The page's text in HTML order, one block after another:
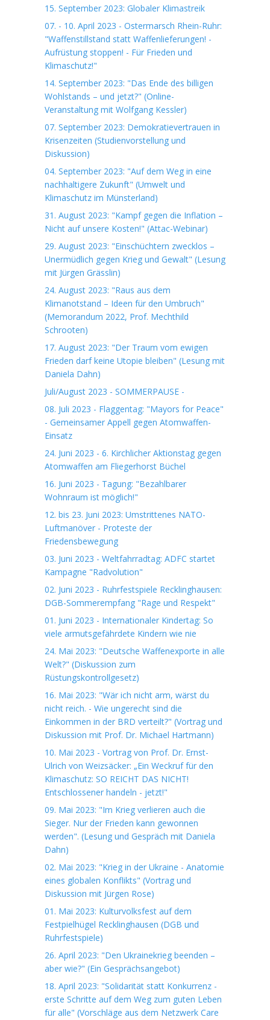
15. September 2023: Globaler Klimastreik
07. - 10. April 2023 - Ostermarsch Rhein-Ruhr:
"Waffenstillstand statt Waffenlieferungen! -
Aufrüstung stoppen! - Für Frieden und
Klimaschutz!"
14. September 2023: "Das Ende des billigen
Wohlstands – und jetzt?" (Online-
Veranstaltung mit Wolfgang Kessler)
07. September 2023: Demokratievertrauen in
Krisenzeiten (Studienvorstellung und
Diskussion)
04. September 2023: "Auf dem Weg in eine
nachhaltigere Zukunft" (Umwelt und
Klimaschutz im Münsterland)
31. August 2023: "Kampf gegen die Inflation –
Nicht auf unsere Kosten!" (Attac-Webinar)
29. August 2023: "Einschüchtern zwecklos –
Unermüdlich gegen Krieg und Gewalt" (Lesung
mit Jürgen Grässlin)
24. August 2023: "Raus aus dem
Klimanotstand – Ideen für den Umbruch"
(Memorandum 2022, Prof. Mechthild
Schrooten)
17. August 2023: "Der Traum vom ewigen
Frieden darf keine Utopie bleiben" (Lesung mit
Daniela Dahn)
Juli/August 2023 - SOMMERPAUSE -
08. Juli 2023 - Flaggentag: "Mayors for Peace"
- Gemeinsamer Appell gegen Atomwaffen-
Einsatz
24. Juni 2023 - 6. Kirchlicher Aktionstag gegen
Atomwaffen am Fliegerhorst Büchel
16. Juni 2023 - Tagung: "Bezahlbarer
Wohnraum ist möglich!"
12. bis 23. Juni 2023: Umstrittenes NATO-
Luftmanöver - Proteste der
Friedensbewegung
03. Juni 2023 - Weltfahrradtag: ADFC startet
Kampagne "Radvolution"
02. Juni 2023 - Ruhrfestspiele Recklinghausen:
DGB-Sommerempfang "Rage und Respekt"
01. Juni 2023 - Internationaler Kindertag: So
viele armutsgefährdete Kindern wie nie
24. Mai 2023: "Deutsche Waffenexporte in alle
Welt?" (Diskussion zum
Rüstungskontrollgesetz)
16. Mai 2023: "Wär ich nicht arm, wärst du
nicht reich. - Wie ungerecht sind die
Einkommen in der BRD verteilt?" (Vortrag und
Diskussion mit Prof. Dr. Michael Hartmann)
10. Mai 2023 - Vortrag von Prof. Dr. Ernst-
Ulrich von Weizsäcker: „Ein Weckruf für den
Klimaschutz: SO REICHT DAS NICHT!
Entschlossener handeln - jetzt!"
09. Mai 2023: "Im Krieg verlieren auch die
Sieger. Nur der Frieden kann gewonnen
werden". (Lesung und Gespräch mit Daniela
Dahn)
02. Mai 2023: "Krieg in der Ukraine - Anatomie
eines globalen Konflikts" (Vortrag und
Diskussion mit Jürgen Rose)
01. Mai 2023: Kulturvolksfest auf dem
Festpielhügel Recklinghausen (DGB und
Ruhrfestspiele)
26. April 2023: "Den Ukrainekrieg beenden –
aber wie?" (Ein Gesprächsangebot)
18. April 2023: "Solidarität statt Konkurrenz -
erste Schritte auf dem Weg zum guten Leben
für alle" (Vorschläge aus dem Netzwerk Care